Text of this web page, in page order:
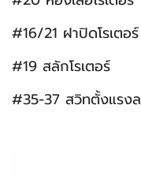
#16/21 ฝาปิดโรเตอร์
#19 สลักโรเตอร์
#35-37 สวิทตั้งแรง